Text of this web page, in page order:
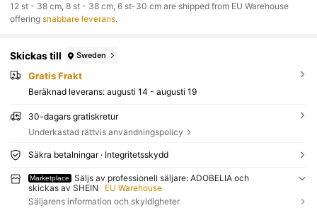
​12 st - 38 cm, 8 st - 38 cm, 6 st-30 cm are shipped from EU Warehouse
offeringsnabbare leverans.
Skickas till Sweden
Gratis Frakt
Beräknad leverans: augusti 14 - augusti 19
30-dagars gratiskretur
Underkastad rättvis användningspolicy
Säkra betalningar · Integritetsskydd
Marketplace
Säljs av professionell säljare: ADOBELIA och
skickas av SHEIN
EU Warehouse
Säljarens information och skyldigheter